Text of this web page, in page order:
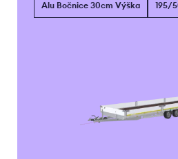
Alu Bočnice 30cm Výška 195/